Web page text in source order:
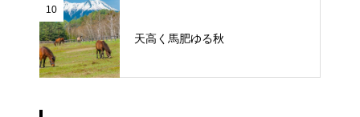
10
天高く馬肥ゆる秋